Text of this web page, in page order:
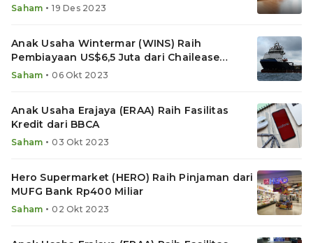
Saham • 19 Des 2023
Anak Usaha Wintermar (WINS) Raih
Pembiayaan US$6,5 Juta dari Chailease
International
Saham • 06 Okt 2023
Anak Usaha Erajaya (ERAA) Raih Fasilitas
Kredit dari BBCA
Saham • 03 Okt 2023
Hero Supermarket (HERO) Raih Pinjaman dari
MUFG Bank Rp400 Miliar
Saham • 02 Okt 2023